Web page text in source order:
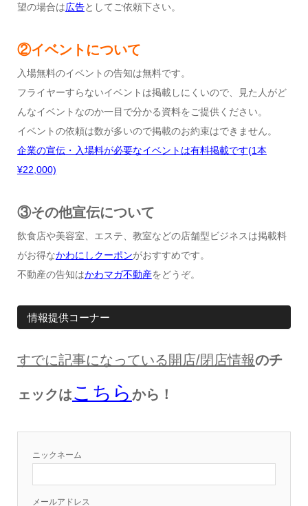
望の場合は広告としてご依頼下さい。
②イベントについて
入場無料のイベントの告知は無料です。
フライヤーすらないイベントは掲載しにくいので、見た人がど
んなイベントなのか一目で分かる資料をご提供ください。
イベントの依頼は数が多いので掲載のお約束はできません。
企業の宣伝・入場料が必要なイベントは有料掲載です(1本
¥22,000)
③その他宣伝について
飲食店や美容室、エステ、教室などの店舗型ビジネスは掲載料
がお得なかわにしクーポンがおすすめです。
不動産の告知はかわマガ不動産をどうぞ。
情報提供コーナー
すでに記事になっている開店/閉店情報のチ
ェックはこちら から！
ニックネーム
メールアドレス